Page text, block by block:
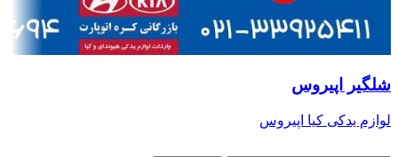
شلگیر اپیروس
لوازم یدکی کیا اپیروس